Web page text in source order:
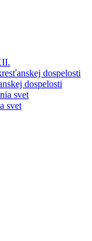
dospelosti
dospelosti
svet
svet